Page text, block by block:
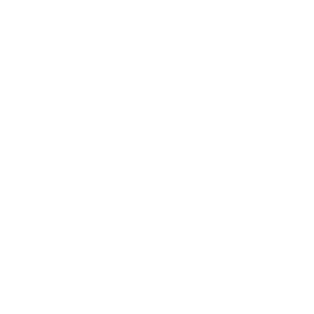
Arasa. Leia nossos conteúdos!
Arasa. Leia nossos conteúdos!